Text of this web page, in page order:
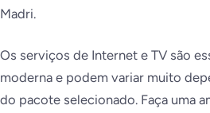
Madri.
Os serviços de Internet e TV são
moderna e podem variar muito
do pacote selecionado. Faça uma